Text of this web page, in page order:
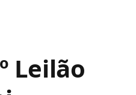
Leilão